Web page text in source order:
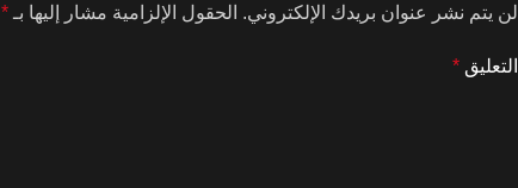
لن يتم نشر عنوان بريدك الإلكتروني. الحقول الإلزامية مشار إليها بـ *
التعليق *